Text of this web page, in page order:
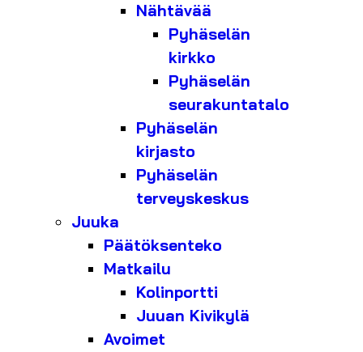
Nähtävää
Pyhäselän
kirkko
Pyhäselän
seurakuntatalo
Pyhäselän
kirjasto
Pyhäselän
terveyskeskus
Juuka
Päätöksenteko
Matkailu
Kolinportti
Juuan Kivikylä
Avoimet